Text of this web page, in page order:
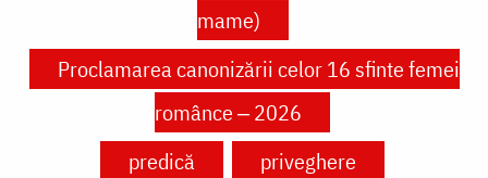
mame)
Proclamarea canonizării celor 16 sfinte femei
românce ‒ 2026
predică
priveghere